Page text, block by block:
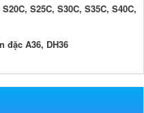
S25C, S30C, S35C, S40C,
đặc A36, DH36